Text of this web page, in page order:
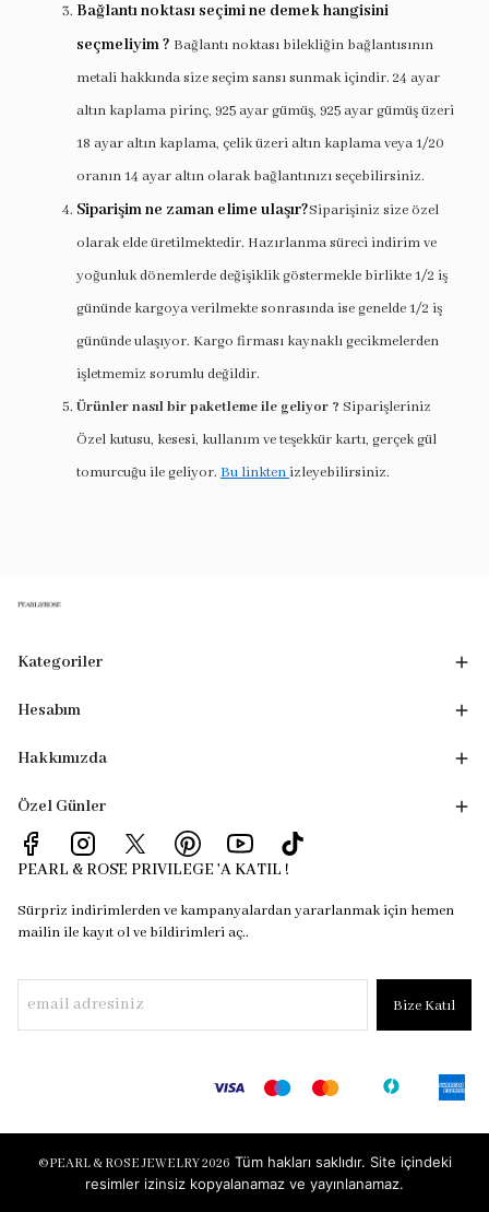
Bağlantı noktası seçimi ne demek hangisini
seçmeliyim ? Bağlantı noktası bilekliğin bağlantısının
metali hakkında size seçim sansı sunmak içindir. 24 ayar
altın kaplama pirinç, 925 ayar gümüş, 925 ayar gümüş üzeri
18 ayar altın kaplama, çelik üzeri altın kaplama veya 1/20
oranın 14 ayar altın olarak bağlantınızı seçebilirsiniz.
Siparişim ne zaman elime ulaşır?Siparişiniz size özel
olarak elde üretilmektedir. Hazırlanma süreci indirim ve
yoğunluk dönemlerde değişiklik göstermekle birlikte 1/2 iş
gününde kargoya verilmekte sonrasında ise genelde 1/2 iş
gününde ulaşıyor. Kargo firması kaynaklı gecikmelerden
işletmemiz sorumlu değildir.
Ürünler nasıl bir paketleme ile geliyor ? Siparişleriniz
Özel kutusu, kesesi, kullanım ve teşekkür kartı, gerçek gül
tomurcuğu ile geliyor. Bu linkten izleyebilirsiniz.
Kategoriler
Hesabım
Hakkımızda
Özel Günler
PEARL & ROSE PRIVILEGE 'A KATIL !
Sürpriz indirimlerden ve kampanyalardan yararlanmak için hemen
mailin ile kayıt ol ve bildirimleri aç..
Bize Katıl
©PEARL & ROSE JEWELRY 2026 Tüm hakları saklıdır. Site içindeki
resimler izinsiz kopyalanamaz ve yayınlanamaz.